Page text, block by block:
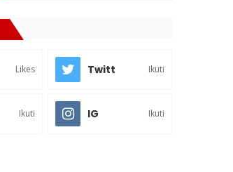
Likes Twitt Ikuti
Ikuti IG Ikuti